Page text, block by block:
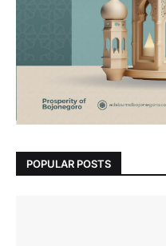
POPULAR POSTS